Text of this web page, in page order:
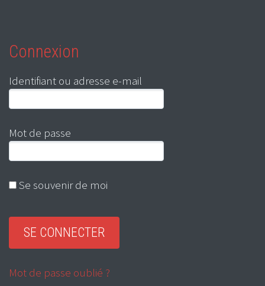
Connexion
Identifiant ou adresse e-mail
Mot de passe
Se souvenir de moi
Mot de passe oublié ?